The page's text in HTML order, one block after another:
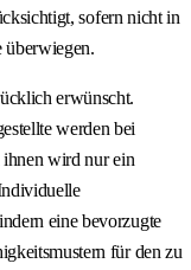
sofern nicht in
überwiegen.
erwünscht.
werden bei
wird nur ein
eine bevorzugte
für den zu